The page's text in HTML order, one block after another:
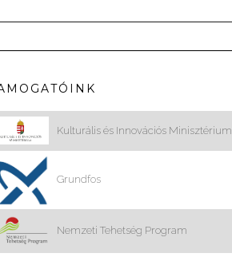
Kulturális és Innovációs Minisztérium
Grundfos
Nemzeti Tehetség Program